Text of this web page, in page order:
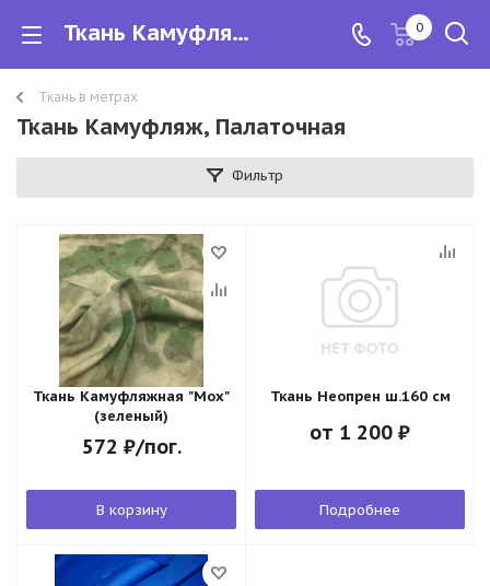
Ткань Камуфляж, Палаточная 0
Ткань в метрах
Ткань Камуфляж, Палаточная
Фильтр
Ткань Камуфляжная "Мох"
(зеленый)
572 ₽/пог.
В корзину
Ткань Неопрен ш.160 см
от 1 200 ₽
Подробнее